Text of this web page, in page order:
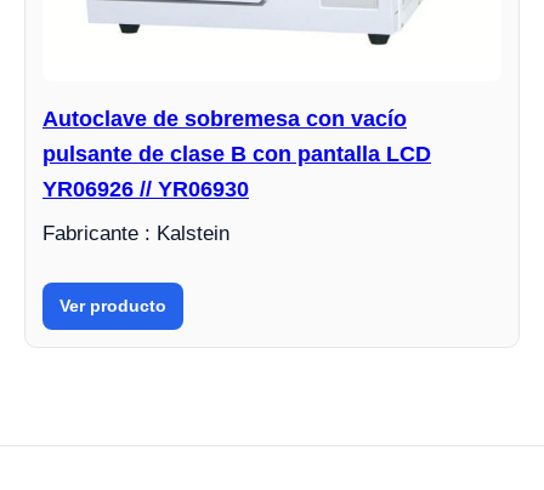
Autoclave de sobremesa con vacío
pulsante de clase B con pantalla LCD
YR06926 // YR06930
Fabricante : Kalstein
Ver producto